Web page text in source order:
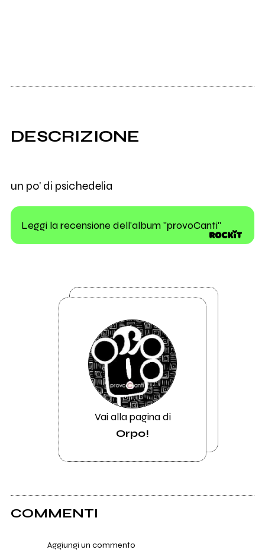
DESCRIZIONE
un po' di psichedelia
Leggi la recensione dell'album "provoCanti"
Vai alla pagina di
Orpo!
COMMENTI
Aggiungi un commento